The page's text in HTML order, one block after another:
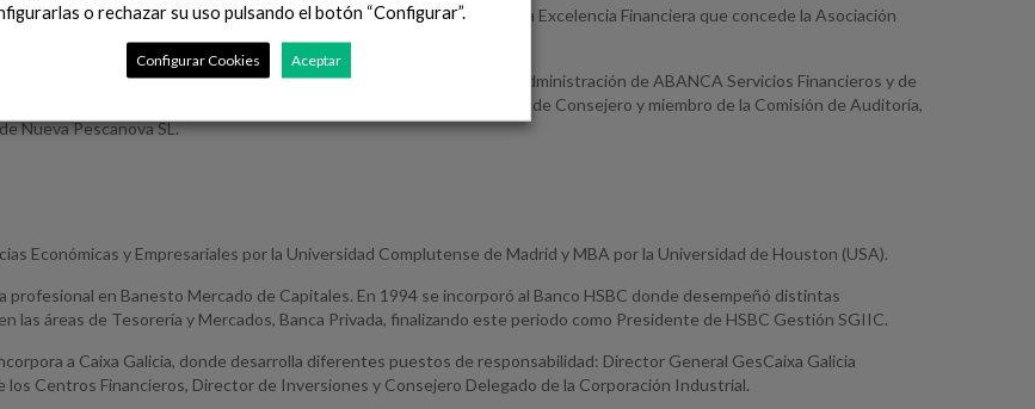
con el premio al Mejor CFO de la VI edición de los Premios a la Excelencia Financiera que concede la Asociación
de Empresa (ASSET).
Benavent ocupa el cargo de Miembro Independiente del Consejo de Administración de ABANCA Servicios Financieros y de
y Riesgo, una posición que desde junio de 2019 combinaba con la de Consejero y miembro de la Comisión de Auditoría,
Nueva Pescanova SL.
Económicas y Empresariales por la Universidad Complutense de Madrid y MBA por la Universidad de Houston (USA).
profesional en Banesto Mercado de Capitales. En 1994 se incorporó al Banco HSBC donde desempeñó distintas
las áreas de Tesorería y Mercados, Banca Privada, finalizando este periodo como Presidente de HSBC Gestión SGIIC.
a Caixa Galicia, donde desarrolla diferentes puestos de responsabilidad: Director General GesCaixa Galicia
los Centros Financieros, Director de Inversiones y Consejero Delegado de la Corporación Industrial.
o rechazar su uso pulsando el botón “Configurar”.
Configurar Cookies Aceptar